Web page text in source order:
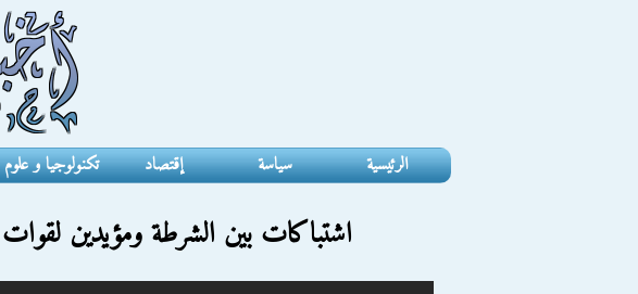
الرئيسية سياسة إقتصاد تكنولوجيا و علوم
اشتباكات بين الشرطة ومؤيدين